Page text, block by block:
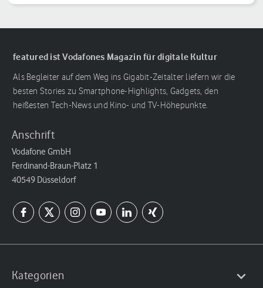
featured ist Vodafones Magazin für digitale Kultur
Als Begleiter auf dem Weg ins Gigabit-Zeitalter liefern wir die
besten Stories zu Smartphone-Highlights, Gadgets, den
heißesten Tech-News und Kino- und TV-Höhepunkte.
Anschrift
Vodafone GmbH
Ferdinand-Braun-Platz 1
40549 Düsseldorf
Kategorien